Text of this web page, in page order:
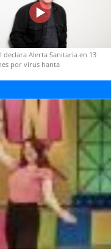
declara Alerta Sanitaria en 13
por virus hanta